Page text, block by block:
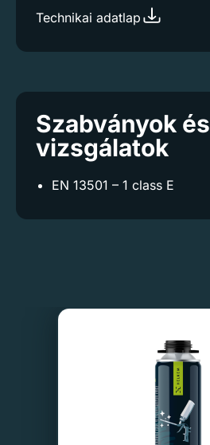
Technikai adatlap
Szabványok és
vizsgálatok
EN 13501 – 1 class E